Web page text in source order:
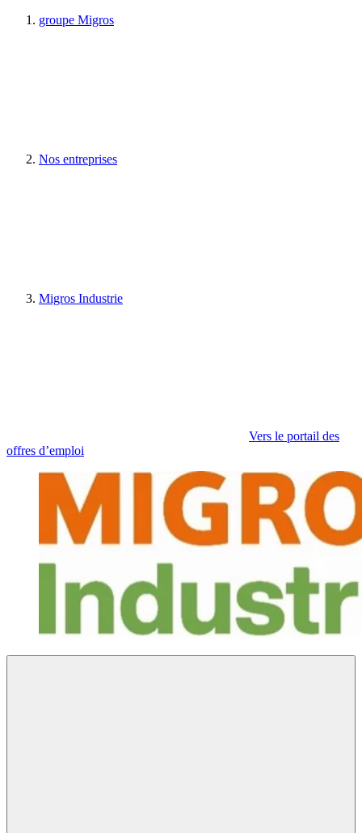
groupe Migros
Nos entreprises
Migros Industrie
Vers le portail des
offres d’emploi